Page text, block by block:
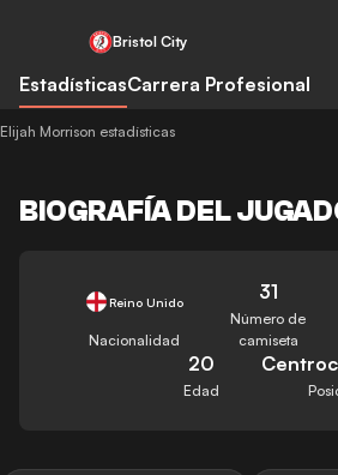
Bristol City
EstadísticasCarrera Profesional
Elijah Morrison estadísticas
BIOGRAFÍA DEL
Reino Unido
Nacionalidad
31
Número de
camiseta
20
Edad